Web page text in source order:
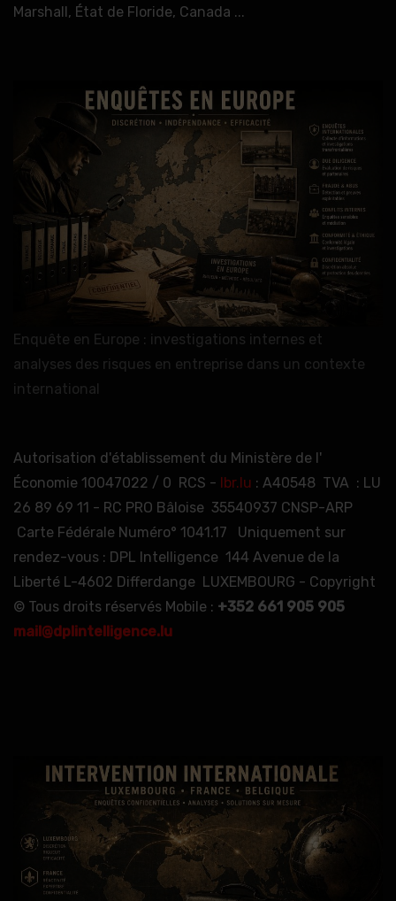
Marshall, État de Floride, Canada ...
Enquête en Europe : investigations internes et
analyses des risques en entreprise dans un contexte
international
Autorisation d'établissement du Ministère de l'
Économie 10047022 / 0 RCS - lbr.lu : A40548 TVA : LU
26 89 69 11 - RC PRO Bâloise 35540937 CNSP-ARP
Carte Fédérale Numéro° 1041.17 Uniquement sur
rendez-vous : DPL Intelligence 144 Avenue de la
Liberté L-4602 Differdange LUXEMBOURG - Copyright
© Tous droits réservés Mobile : +352 661 905 905
mail@dplintelligence.lu